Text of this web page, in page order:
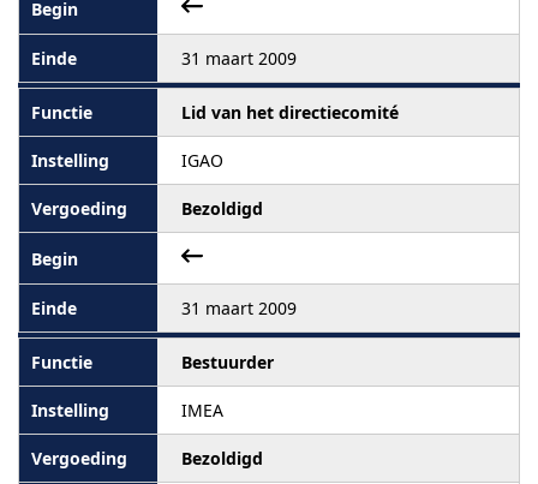
31 maart 2009
Lid van het directiecomité
IGAO
Bezoldigd
31 maart 2009
Bestuurder
IMEA
Bezoldigd